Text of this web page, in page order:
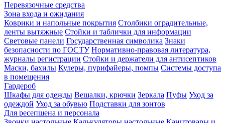
Перевязочные средства
Зона входа и ожидания
Коврики и напольные покрытия Столбики оградительные,
ленты вытяжные Стойки и таблички для информации
Световые панели Государственная символика Знаки
безопасности по ГОСТУ Нормативно-правовая литература,
журналы регистрации Стойки и держатели для антисептиков
Маски, бахилы Кулеры, пурифайеры, помпы Системы доступа
в помещения
Гардероб
Шкафы для одежды Вешалки, крючки Зеркала Пуфы Уход за
одеждой Уход за обувью Подставки для зонтов
Для ресепшена и персонала